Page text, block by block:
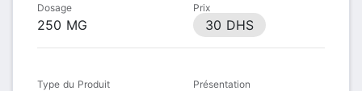
Dosage
250 MG
Prix
30 DHS
Type du Produit Présentation